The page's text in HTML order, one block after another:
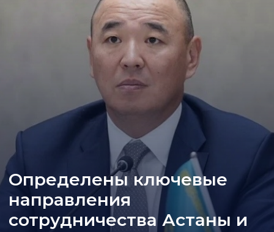
Определены ключевые
направления
сотрудничества Астаны и